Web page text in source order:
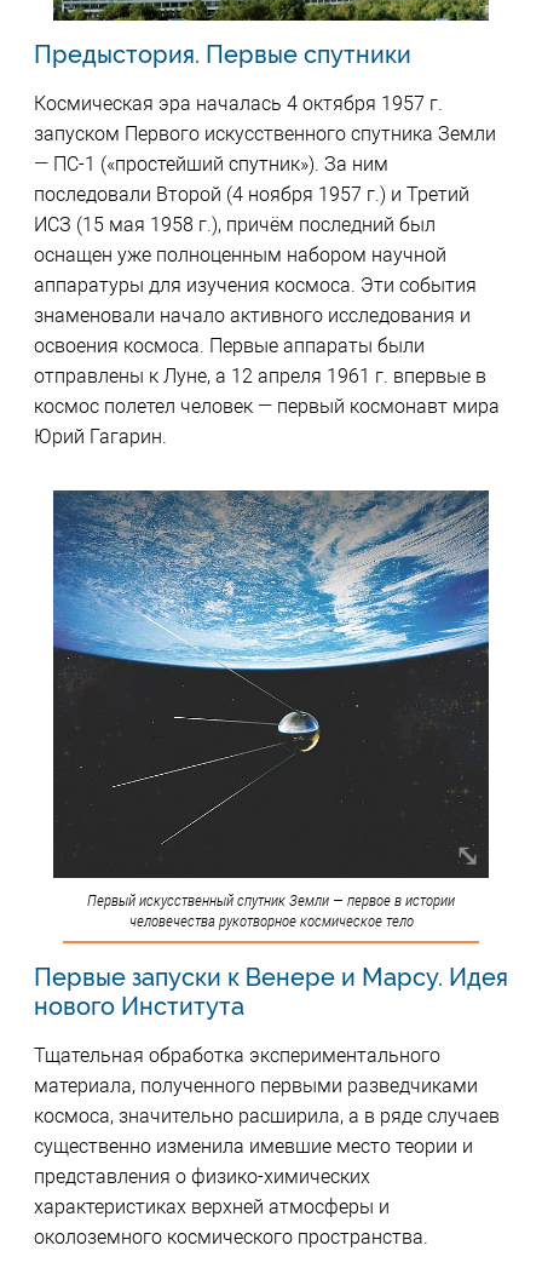
Предыстория. Первые спутники
Космическая эра началась 4 октября 1957 г.
запуском Первого искусственного спутника Земли
— ПС-1 («простейший спутник»). За ним
последовали Второй (4 ноября 1957 г.) и Третий
ИСЗ (15 мая 1958 г.), причём последний был
оснащен уже полноценным набором научной
аппаратуры для изучения космоса. Эти события
знаменовали начало активного исследования и
освоения космоса. Первые аппараты были
отправлены к Луне, а 12 апреля 1961 г. впервые в
космос полетел человек — первый космонавт мира
Юрий Гагарин.
Первый искусственный спутник Земли — первое в истории
человечества рукотворное космическое тело
Первые запуски к Венере и Марсу. Идея
нового Института
Тщательная обработка экспериментального
материала, полученного первыми разведчиками
космоса, значительно расширила, а в ряде случаев
существенно изменила имевшие место теории и
представления о физико-химических
характеристиках верхней атмосферы и
околоземного космического пространства.